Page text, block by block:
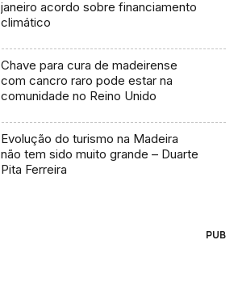
janeiro acordo sobre financiamento
climático
Chave para cura de madeirense
com cancro raro pode estar na
comunidade no Reino Unido
Evolução do turismo na Madeira
não tem sido muito grande – Duarte
Pita Ferreira
PUB